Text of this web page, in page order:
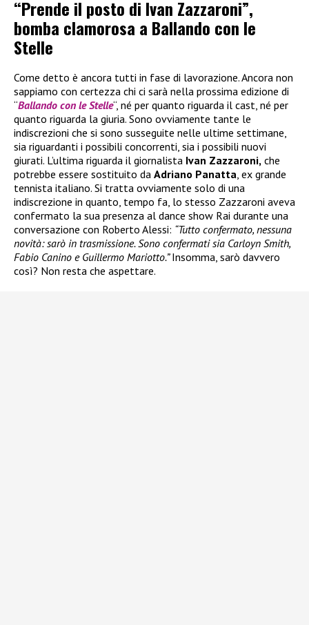
“Prende il posto di Ivan Zazzaroni”,
bomba clamorosa a Ballando con le
Stelle
Come detto è ancora tutti in fase di lavorazione. Ancora non
sappiamo con certezza chi ci sarà nella prossima edizione di
“Ballando con le Stelle“, né per quanto riguarda il cast, né per
quanto riguarda la giuria. Sono ovviamente tante le
indiscrezioni che si sono susseguite nelle ultime settimane,
sia riguardanti i possibili concorrenti, sia i possibili nuovi
giurati. L’ultima riguarda il giornalista Ivan Zazzaroni, che
potrebbe essere sostituito da Adriano Panatta , ex grande
tennista italiano. Si tratta ovviamente solo di una
indiscrezione in quanto, tempo fa, lo stesso Zazzaroni aveva
confermato la sua presenza al dance show Rai durante una
conversazione con Roberto Alessi: “Tutto confermato, nessuna
novità: sarò in trasmissione. Sono confermati sia Carloyn Smith,
Fabio Canino e Guillermo Mariotto.”Insomma, sarò davvero
così? Non resta che aspettare.